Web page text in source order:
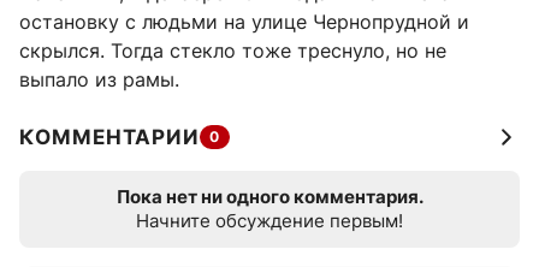
остановку с людьми на улице Чернопрудной и
скрылся. Тогда стекло тоже треснуло, но не
выпало из рамы.
КОММЕНТАРИИ 0
Пока нет ни одного комментария.
Начните обсуждение первым!